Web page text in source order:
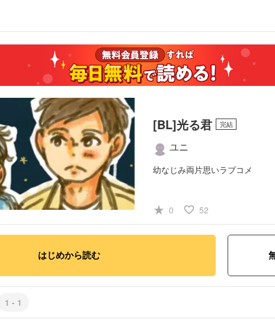
[BL]光る君 完結
ユニ
幼なじみ両片思いラブコメ
#日常系
star_rate 0 favorite_border 52
はじめから読む
1 - 1